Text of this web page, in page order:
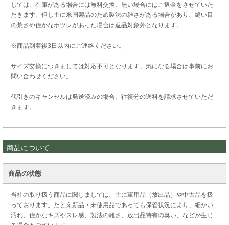
しては、在庫がある場合には無料交換、無い場合にはご返金をさせていた
だきます。但し主に米国製品のため製法の雑さがある場合があり、縫い目
の荒さや僅かなホツレがあった場合は返品対象外となります。
※商品到着後3日以内にご連絡ください。
サイズ交換につきましては対応不可となります、気になる場合は事前にお
問い合わせください。
代引きのキャンセルは発送済みの場合、往復分の送料を請求させていただ
きます。
商品について
商品の状態
当社の取り扱う商品に関しましては、主に軍用品（放出品）や中古品を扱
っております。たとえ新品・未使用品であっても保管状況により、細かい
汚れ、僅かなキズやスレ感、製法の雑さ、放出品特有の臭い、などが生じ